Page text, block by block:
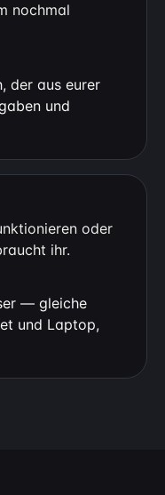
nochmal
der aus eurer
und
oder
ihr.
— gleiche
und Laptop,